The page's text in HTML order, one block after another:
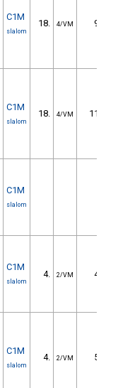
C1M
slalom
18. 4/VM 9.48
C1M
slalom
18. 4/VM 11.10
C1M
slalom
C1M
slalom
4. 2/VM 4.80
C1M
slalom
4. 2/VM 5.54